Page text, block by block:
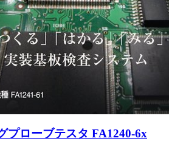
プローブテスタ FA1240-6x